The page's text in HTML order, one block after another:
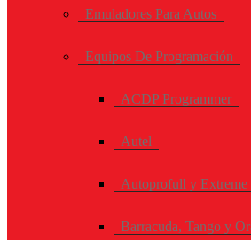
Emuladores Para Autos
Equipos De Programación
ACDP Programmer
Autel
Autoprofull y
Barracuda, Tango y